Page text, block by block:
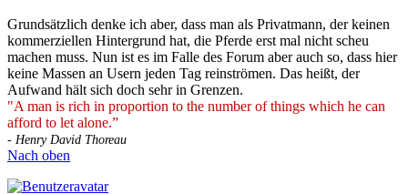
Grundsätzlich denke ich aber, dass man als Privatmann, der keinen
kommerziellen Hintergrund hat, die Pferde erst mal nicht scheu
machen muss. Nun ist es im Falle des Forum aber auch so, dass hier
keine Massen an Usern jeden Tag reinströmen. Das heißt, der
Aufwand hält sich doch sehr in Grenzen.
"A man is rich in proportion to the number of things which he can
afford to let alone.”
- Henry David Thoreau
Nach oben